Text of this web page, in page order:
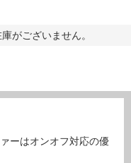
がございません。
ーはオンオフ対応の優